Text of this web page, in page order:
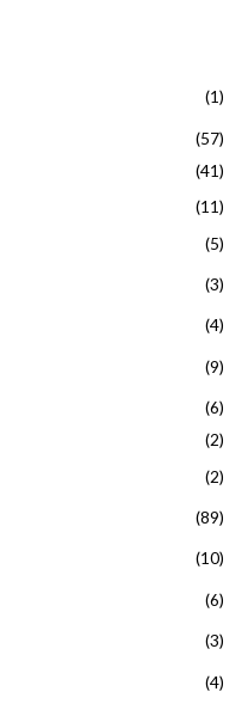
(1)
(57)
(41)
(11)
(5)
(3)
(4)
(9)
(6)
(2)
(2)
(89)
(10)
(6)
(3)
(4)